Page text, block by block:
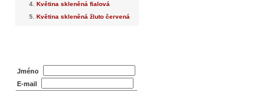
Květina skleněná fialová
Květina skleněná žluto červená
Jméno
E-mail